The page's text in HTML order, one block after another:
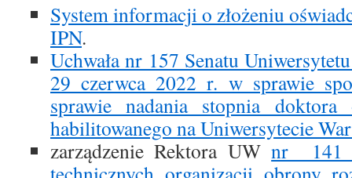
System informacji o złożeniu
IPN.
Uchwała nr 157 Senatu
29 czerwca 2022 r. w sprawie
sprawie nadania stopnia
habilitowanego na Uniwersytecie
zarządzenie Rektora UWnr 141